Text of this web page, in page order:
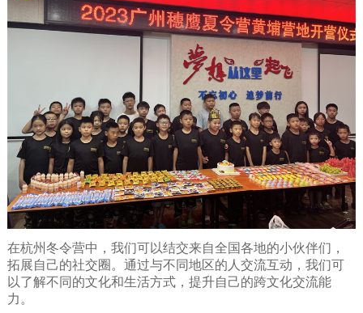
在杭州冬令营中，我们可以结交来自全国各地的小伙伴们，
拓展自己的社交圈。通过与不同地区的人交流互动，我们可
以了解不同的文化和生活方式，提升自己的跨文化交流能
力。